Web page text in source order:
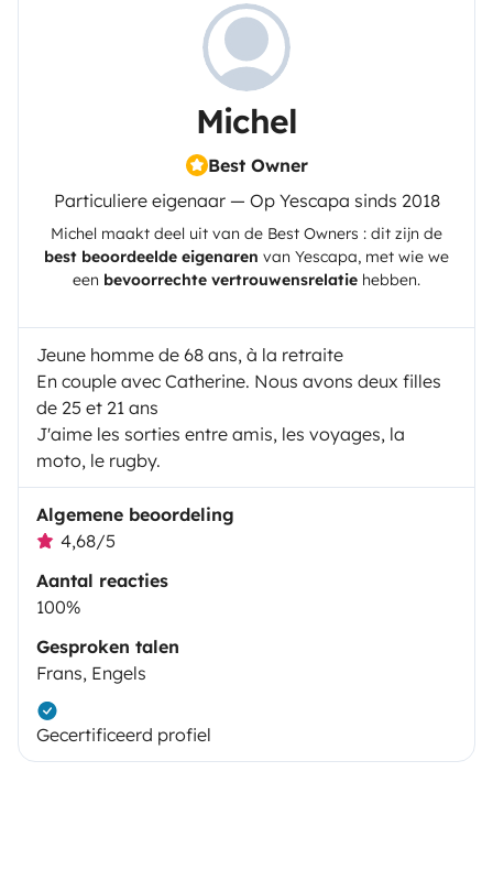
Michel
Best Owner
Particuliere eigenaar — Op Yescapa sinds 2018
Michel maakt deel uit van de Best Owners : dit zijn de
best beoordeelde eigenaren van Yescapa, met wie we
een bevoorrechte vertrouwensrelatie hebben.
Jeune homme de 68 ans, à la retraite
En couple avec Catherine. Nous avons deux filles
de 25 et 21 ans
J'aime les sorties entre amis, les voyages, la
moto, le rugby.
Algemene beoordeling
4,68/5
Aantal reacties
100%
Gesproken talen
Frans, Engels
Gecertificeerd profiel